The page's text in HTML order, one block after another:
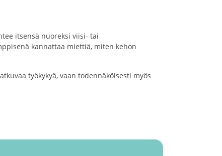
itsensä nuoreksi viisi- tai
kannattaa miettiä, miten kehon
työkykyä, vaan todennäköisesti myös